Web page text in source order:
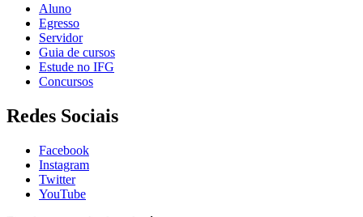
Aluno
Egresso
Servidor
Guia de cursos
Estude no IFG
Concursos
Redes Sociais
Facebook
Instagram
Twitter
YouTube